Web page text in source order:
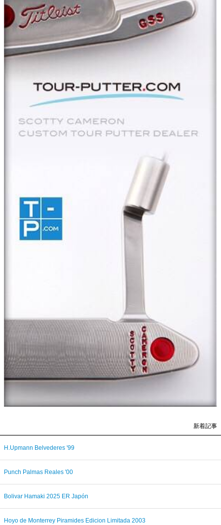
新着記事
H.Upmann Belvederes '99
Punch Palmas Reales '00
Bolivar Hamaki 2025 ER Japón
Hoyo de Monterrey Piramides Edicion Limitada 2003